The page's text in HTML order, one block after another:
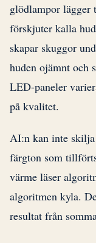
glödlampor lägger
förskjuter kalla
skapar skuggor
huden ojämnt och
LED-paneler
på kvalitet.
AI:n kan inte
färgton som
värme läser
algoritmen kyla.
resultat från